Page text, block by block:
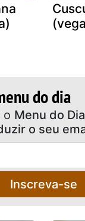
do dia
Para receber o Menu do Dia
o seu
Inscreva-se